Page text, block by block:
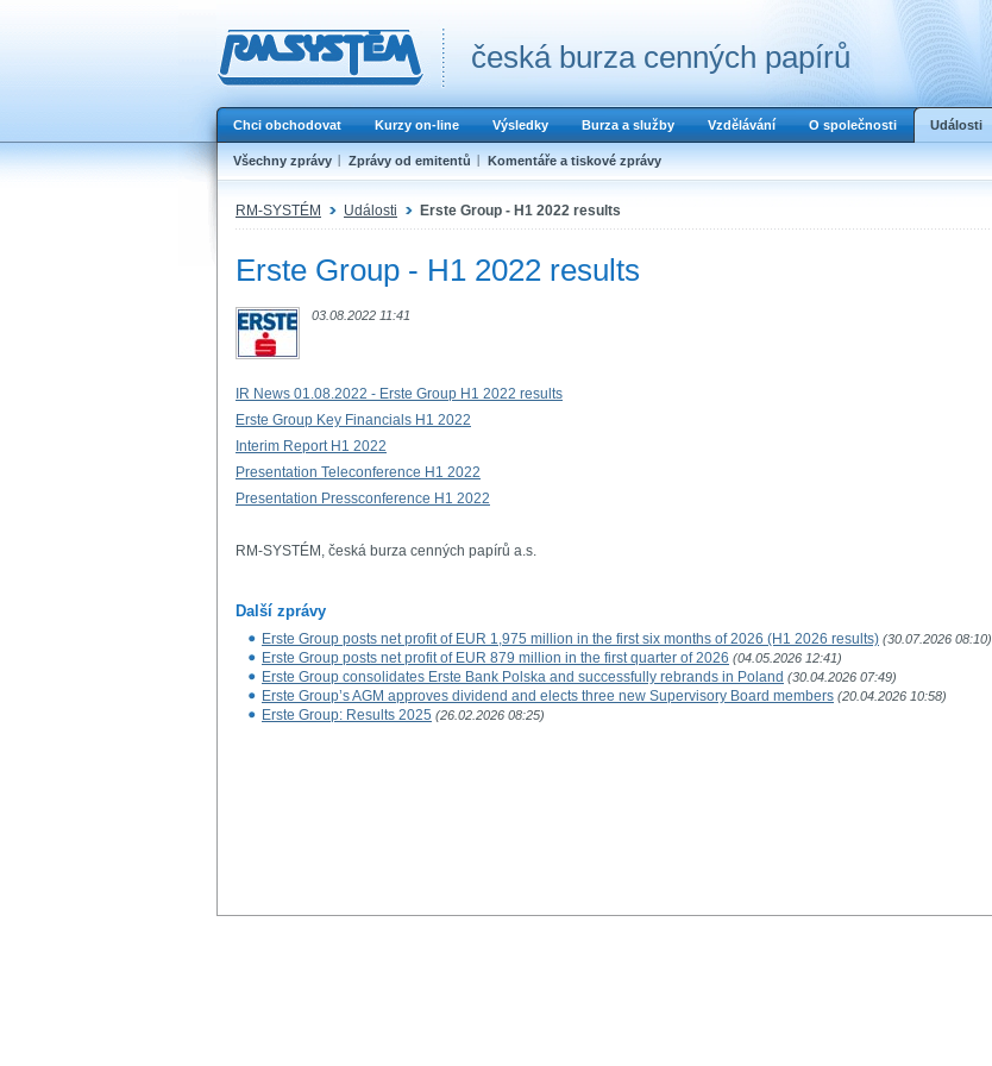
česká burza cenných papírů
Chci obchodovat Kurzy on-line Výsledky Burza a služby Vzdělávání O společnosti Události
Všechny zprávy Zprávy od emitentů Komentáře a tiskové zprávy
RM-SYSTÉM Události Erste Group - H1 2022 results
Erste Group - H1 2022 results
03.08.2022 11:41
IR News 01.08.2022 - Erste Group H1 2022 results
Erste Group Key Financials H1 2022
Interim Report H1 2022
Presentation Teleconference H1 2022
Presentation Pressconference H1 2022
RM-SYSTÉM, česká burza cenných papírů a.s.
Další zprávy
Erste Group posts net profit of EUR 1,975 million in the first six months of 2026 (H1 2026 results) (30.07.2026 08:10)
Erste Group posts net profit of EUR 879 million in the first quarter of 2026 (04.05.2026 12:41)
Erste Group consolidates Erste Bank Polska and successfully rebrands in Poland (30.04.2026 07:49)
Erste Group’s AGM approves dividend and elects three new Supervisory Board members (20.04.2026 10:58)
Erste Group: Results 2025 (26.02.2026 08:25)